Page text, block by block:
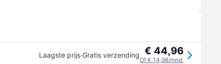
Laagste prijs·Gratis verzending € 44,96
Of € 14,98/mnd.